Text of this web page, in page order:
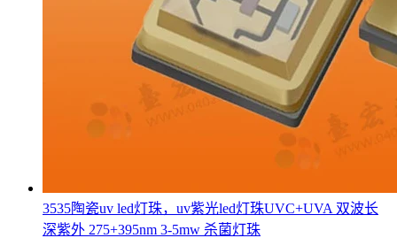
3535陶瓷uv led灯珠，uv紫光led灯珠UVC+UVA 双波长
深紫外 275+395nm 3-5mw 杀菌灯珠